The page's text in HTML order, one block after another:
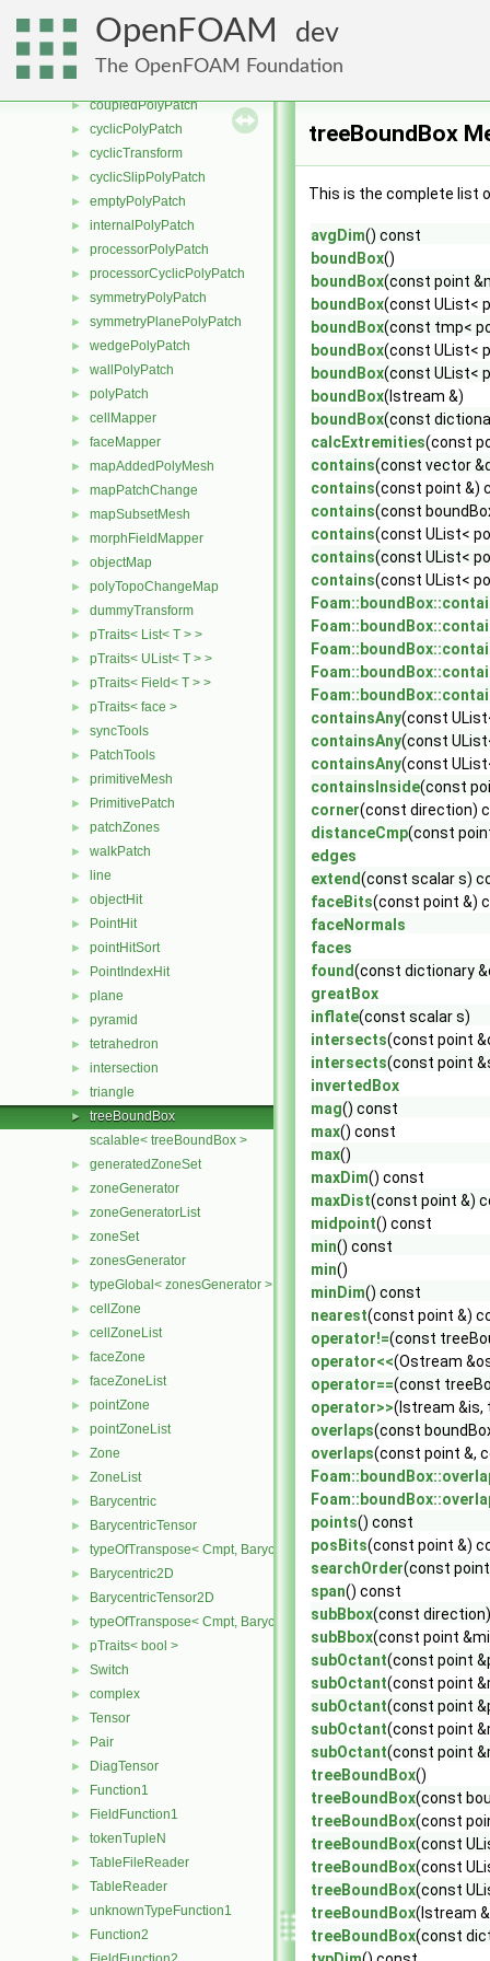
OpenFOAM dev
The OpenFOAM Foundation
► polyMeshMap
► polyMeshTetDecomposition
►
► coupledPolyPatch
► cyclicPolyPatch
► cyclicTransform
► cyclicSlipPolyPatch
► emptyPolyPatch
► internalPolyPatch
► processorPolyPatch
► processorCyclicPolyPatch
► symmetryPolyPatch
► symmetryPlanePolyPatch
► wedgePolyPatch
► wallPolyPatch
► polyPatch
► cellMapper
► faceMapper
► mapAddedPolyMesh
► mapPatchChange
► mapSubsetMesh
► morphFieldMapper
► objectMap
► polyTopoChangeMap
► dummyTransform
► pTraits< List< T > >
► pTraits< UList< T > >
► pTraits< Field< T > >
► pTraits< face >
► syncTools
► PatchTools
► primitiveMesh
► PrimitivePatch
► patchZones
► walkPatch
► line
► objectHit
► PointHit
► pointHitSort
► PointIndexHit
► plane
► pyramid
► tetrahedron
► intersection
► triangle
►
treeBoundBox
scalable< treeBoundBox >
► generatedZoneSet
► zoneGenerator
► zoneGeneratorList
► zoneSet
► zonesGenerator
► typeGlobal< zonesGenerator >
► cellZone
► cellZoneList
► faceZone
► faceZoneList
► pointZone
► pointZoneList
► Zone
► ZoneList
► Barycentric
► BarycentricTensor
► typeOfTranspose< Cmpt, BarycentricTensor< Cmpt > >
► Barycentric2D
► BarycentricTensor2D
► typeOfTranspose< Cmpt, BarycentricTensor2D< Cmpt > >
► pTraits< bool >
► Switch
► complex
► Tensor
► Pair
► DiagTensor
► Function1
► FieldFunction1
► tokenTupleN
► TableFileReader
► TableReader
► unknownTypeFunction1
► Function2
treeBoundBox
This is the complete list
avgDim() const
boundBox()
boundBox(const point
boundBox(const UList<
boundBox(const tmp<
boundBox(const UList<
boundBox(const UList<
boundBox(Istream &)
boundBox(const
calcExtremities(const
contains(const vector
contains(const point &)
contains(const
contains(const UList<
contains(const UList<
contains(const UList<
containsAny(const
containsAny(const
containsAny(const
containsInside(const
corner(const direction)
distanceCmp(const
edges
extend(const scalar s)
faceBits(const point &)
faceNormals
faces
found(const dictionary
greatBox
inflate(const scalar s)
intersects(const point
intersects(const point
invertedBox
mag() const
max() const
max()
maxDim() const
maxDist(const point &)
midpoint() const
min() const
min()
minDim() const
nearest(const point &)
operator!=(const
operator<<(Ostream
operator==(const
operator>>(Istream &is,
overlaps(const
overlaps(const point &,
points() const
posBits(const point &)
searchOrder(const
span() const
subBbox(const
subBbox(const point
subOctant(const point
subOctant(const point
subOctant(const point
subOctant(const point
subOctant(const point
treeBoundBox()
treeBoundBox(const
treeBoundBox(const
treeBoundBox(const
treeBoundBox(const
treeBoundBox(const
treeBoundBox(Istream
treeBoundBox(const